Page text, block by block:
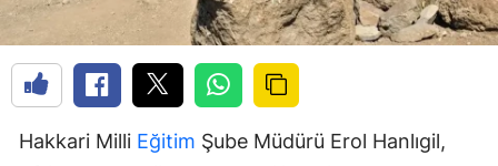
Hakkari Milli Eğitim Şube Müdürü Erol Hanlıgil,